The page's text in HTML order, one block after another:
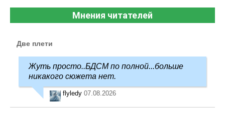
Мнения читателей
Две плети
Жуть просто..БДСМ по полной...больше
никакого сюжета нет.
flyledy 07.08.2026